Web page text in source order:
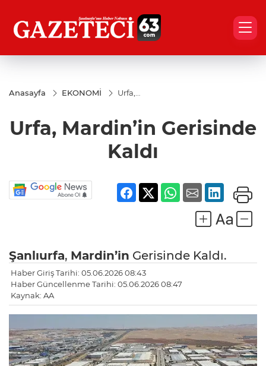
Anasayfa EKONOMİ
Urfa,
Kaldı
Urfa, Mardin’in Gerisinde
Kaldı
Şanlıurfa, Mardin’in Gerisinde Kaldı.
Haber Giriş Tarihi: 05.06.2026 08:43
Haber Güncellenme Tarihi: 05.06.2026 08:47
Kaynak: AA